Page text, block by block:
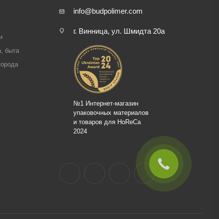
быта
info@budpolimer.com
г. Винница, ул. Шмидта 20а
№1 Интернет-магазин
упаковочных материалов
и товаров для HoReCa
2024